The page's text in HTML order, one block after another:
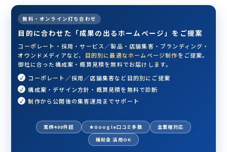
無料・オンライン打ち合わせ
目的に合わせた「成果の出るホームページ」をご提案
コーポレート・採用・サービス／製品・店舗集客・ブランディング・
オウンドメディアなど、 目的別に最適なホームページ制作をご提案。
御社に合った構成案・概算見積を無料でお届けします。
コーポレート／採用／店舗集客など目的別にご提案
構成案・デザイン方針・概算見積を無料で診断
制作から公開後の集客運用までサポート
実績400件超 ★Google口コミ多数
全業種対応
補助金 活用OK